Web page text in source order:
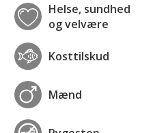
Helse, sundhed
og velvære
Kosttilskud
Mænd